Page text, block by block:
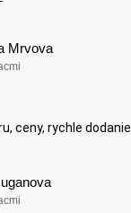
Mrvova
ceny, rychle dodanie